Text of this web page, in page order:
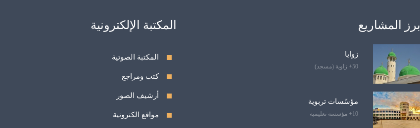
أبرز المشاريع
زوايا
50+ زاوية (مسجد)
مؤسّسات تربوية
10+ مؤسسة تعليمية
المكتبة الإلكترونية
المكتبة الصوتية
كتب ومراجع
أرشيف الصور
مواقع الكترونية